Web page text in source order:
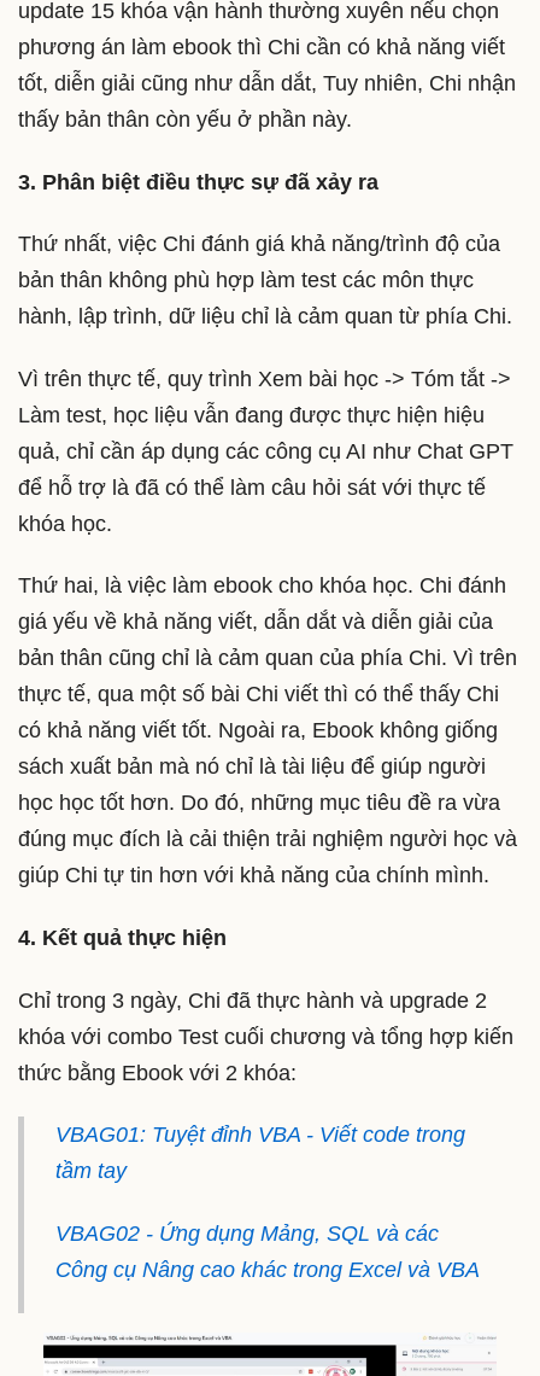
update 15 khóa vận hành thường xuyên nếu chọn
phương án làm ebook thì Chi cần có khả năng viết
tốt, diễn giải cũng như dẫn dắt, Tuy nhiên, Chi nhận
thấy bản thân còn yếu ở phần này.
3. Phân biệt điều thực sự đã xảy ra
Thứ nhất, việc Chi đánh giá khả năng/trình độ của
bản thân không phù hợp làm test các môn thực
hành, lập trình, dữ liệu chỉ là cảm quan từ phía Chi.
Vì trên thực tế, quy trình Xem bài học -> Tóm tắt ->
Làm test, học liệu vẫn đang được thực hiện hiệu
quả, chỉ cần áp dụng các công cụ AI như Chat GPT
để hỗ trợ là đã có thể làm câu hỏi sát với thực tế
khóa học.
Thứ hai, là việc làm ebook cho khóa học. Chi đánh
giá yếu về khả năng viết, dẫn dắt và diễn giải của
bản thân cũng chỉ là cảm quan của phía Chi. Vì trên
thực tế, qua một số bài Chi viết thì có thể thấy Chi
có khả năng viết tốt. Ngoài ra, Ebook không giống
sách xuất bản mà nó chỉ là tài liệu để giúp người
học học tốt hơn. Do đó, những mục tiêu đề ra vừa
đúng mục đích là cải thiện trải nghiệm người học và
giúp Chi tự tin hơn với khả năng của chính mình.
4. Kết quả thực hiện
Chỉ trong 3 ngày, Chi đã thực hành và upgrade 2
khóa với combo Test cuối chương và tổng hợp kiến
thức bằng Ebook với 2 khóa:
VBAG01: Tuyệt đỉnh VBA - Viết code trong
tầm tay
VBAG02 - Ứng dụng Mảng, SQL và các
Công cụ Nâng cao khác trong Excel và VBA